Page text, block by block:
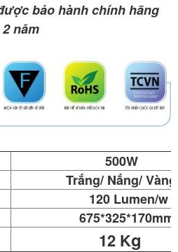
bảo hành chính hãng
2 năm
500W
Trắng/ Nắng/ Vàng
120 Lumen/w
675*325*170mm
12Kg